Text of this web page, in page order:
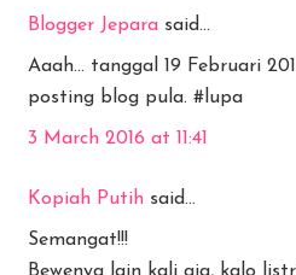
Blogger Jepara said...
Aaah... tanggal 19 Februari
posting blog pula. #lupa
3 March 2016 at 11:41
Kopiah Putih said...
Semangat!!!